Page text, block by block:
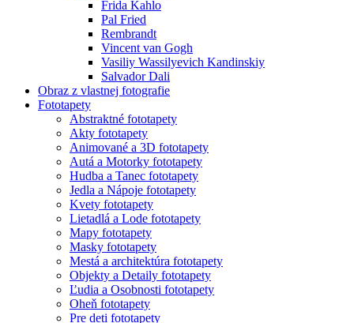
Frida Kahlo
Pal Fried
Rembrandt
Vincent van Gogh
Vasiliy Wassilyevich Kandinskiy
Salvador Dali
Obraz z vlastnej fotografie
Fototapety
Abstraktné fototapety
Akty fototapety
Animované a 3D fototapety
Autá a Motorky fototapety
Hudba a Tanec fototapety
Jedla a Nápoje fototapety
Kvety fototapety
Lietadlá a Lode fototapety
Mapy fototapety
Masky fototapety
Mestá a architektúra fototapety
Objekty a Detaily fototapety
Ľudia a Osobnosti fototapety
Oheň fototapety
Pre deti fototapety